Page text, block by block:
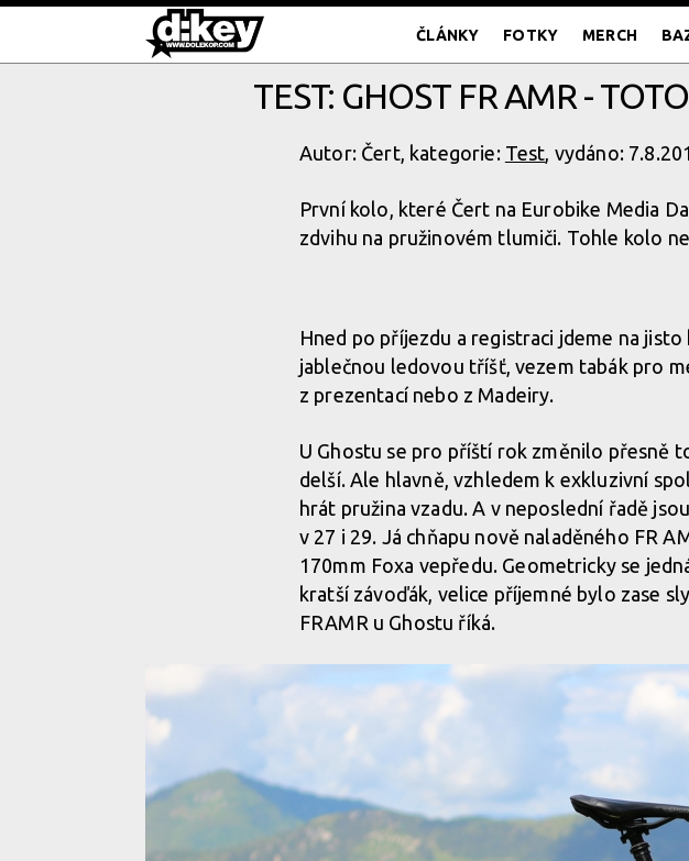
ČLÁNKY FOTKY MERCH
TEST: GHOST FR AMR -
Autor: Čert, kategorie: Test, vydáno:
První kolo, které Čert na Eurobike Media
zdvihu na pružinovém tlumiči. Tohle kolo
Hned po příjezdu a registraci jdeme na
jablečnou ledovou tříšť, vezem tabák pro
z prezentací nebo z Madeiry.
U Ghostu se pro příští rok změnilo přesně
delší. Ale hlavně, vzhledem k exkluzivní
hrát pružina vzadu. A v neposlední řadě
v 27 i 29. Já chňapu nově naladěného FR
170mm Foxa vepředu. Geometricky se
kratší závoďák, velice příjemné bylo zase
FRAMR u Ghostu říká.